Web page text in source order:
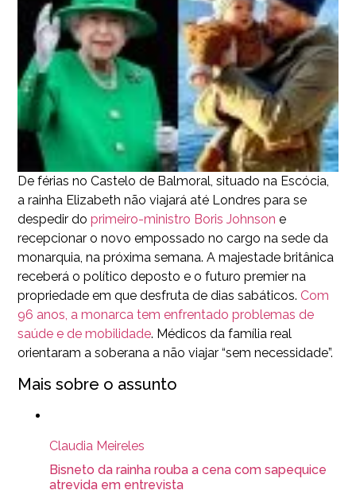
De férias no Castelo de Balmoral, situado na Escócia,
a rainha Elizabeth não viajará até Londres para se
despedir do primeiro-ministro Boris Johnson e
recepcionar o novo empossado no cargo na sede da
monarquia, na próxima semana. A majestade britânica
receberá o político deposto e o futuro premier na
propriedade em que desfruta de dias sabáticos. Com
96 anos, a monarca tem enfrentado problemas de
saúde e de mobilidade. Médicos da família real
orientaram a soberana a não viajar “sem necessidade”.
Mais sobre o assunto
Claudia Meireles
Bisneto da rainha rouba a cena com sapequice
atrevida em entrevista